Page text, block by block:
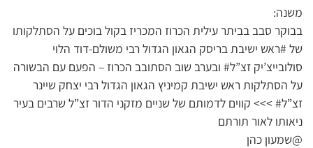
משנה:
בבוקר סבב בביתר עילית הכרוז המכריז בקול בוכים על הסתלקותו
של #ראש ישיבת בריסק הגאון הגדול רבי משולם-דוד הלוי
סולובייצ’יק זצ”ל# ובערב שוב הסתובב הכרוז – הפעם עם הבשורה
על הסתלקות ראש ישיבת קמיניץ הגאון הגדול רבי יצחק שיינר
זצ”ל# >>> קווים לדמותם של שניים מזקני הדור זצ”ל שרבים בעיר
ניאותו לאור תורתם
@שמעון כהן